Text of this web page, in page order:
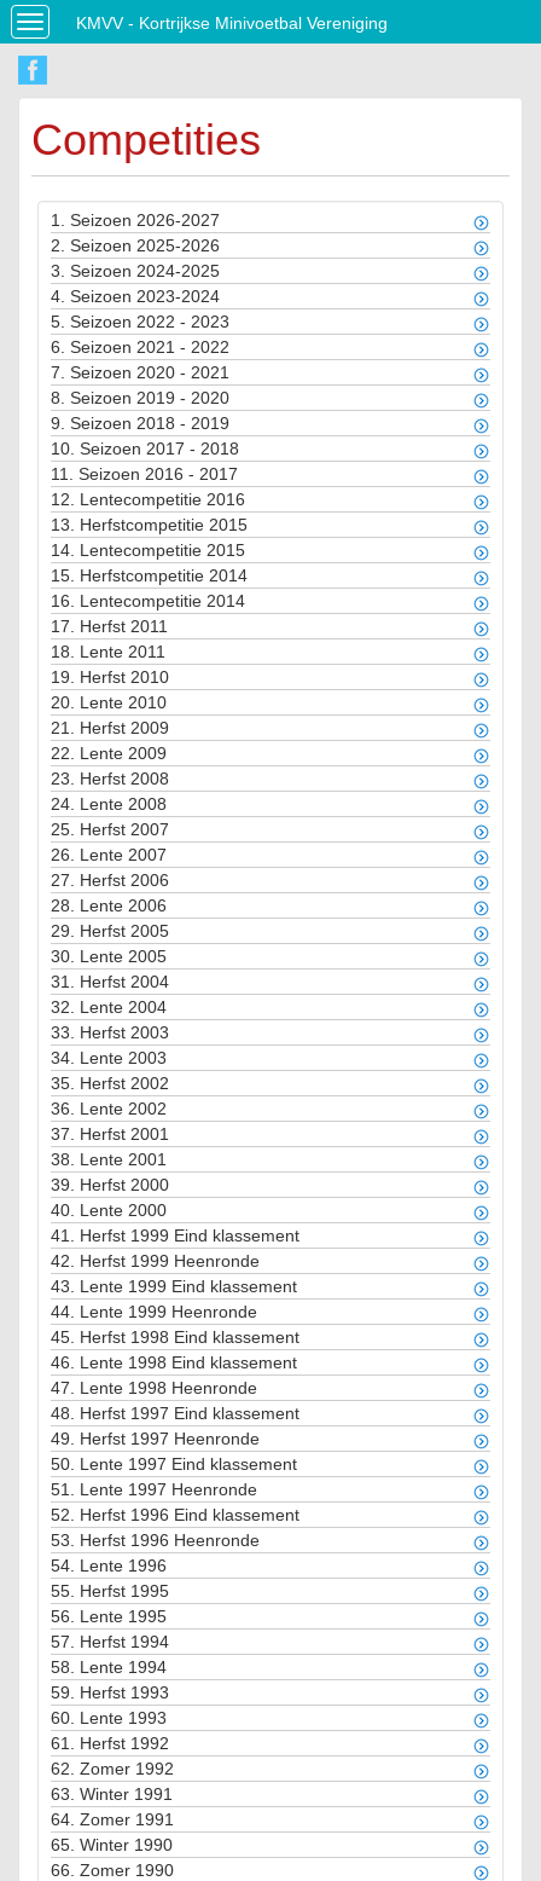
Toggle
navigation
KMVV - Kortrijkse Minivoetbal Vereniging
Competities
1. Seizoen 2026-2027
2. Seizoen 2025-2026
3. Seizoen 2024-2025
4. Seizoen 2023-2024
5. Seizoen 2022 - 2023
6. Seizoen 2021 - 2022
7. Seizoen 2020 - 2021
8. Seizoen 2019 - 2020
9. Seizoen 2018 - 2019
10. Seizoen 2017 - 2018
11. Seizoen 2016 - 2017
12. Lentecompetitie 2016
13. Herfstcompetitie 2015
14. Lentecompetitie 2015
15. Herfstcompetitie 2014
16. Lentecompetitie 2014
17. Herfst 2011
18. Lente 2011
19. Herfst 2010
20. Lente 2010
21. Herfst 2009
22. Lente 2009
23. Herfst 2008
24. Lente 2008
25. Herfst 2007
26. Lente 2007
27. Herfst 2006
28. Lente 2006
29. Herfst 2005
30. Lente 2005
31. Herfst 2004
32. Lente 2004
33. Herfst 2003
34. Lente 2003
35. Herfst 2002
36. Lente 2002
37. Herfst 2001
38. Lente 2001
39. Herfst 2000
40. Lente 2000
41. Herfst 1999 Eind klassement
42. Herfst 1999 Heenronde
43. Lente 1999 Eind klassement
44. Lente 1999 Heenronde
45. Herfst 1998 Eind klassement
46. Lente 1998 Eind klassement
47. Lente 1998 Heenronde
48. Herfst 1997 Eind klassement
49. Herfst 1997 Heenronde
50. Lente 1997 Eind klassement
51. Lente 1997 Heenronde
52. Herfst 1996 Eind klassement
53. Herfst 1996 Heenronde
54. Lente 1996
55. Herfst 1995
56. Lente 1995
57. Herfst 1994
58. Lente 1994
59. Herfst 1993
60. Lente 1993
61. Herfst 1992
62. Zomer 1992
63. Winter 1991
64. Zomer 1991
65. Winter 1990
66. Zomer 1990